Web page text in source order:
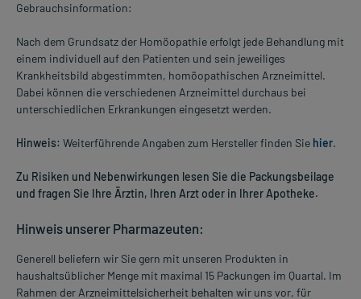
Gebrauchsinformation:
Nach dem Grundsatz der Homöopathie erfolgt jede Behandlung mit
einem individuell auf den Patienten und sein jeweiliges
Krankheitsbild abgestimmten, homöopathischen Arzneimittel.
Dabei können die verschiedenen Arzneimittel durchaus bei
unterschiedlichen Erkrankungen eingesetzt werden.
Hinweis: Weiterführende Angaben zum Hersteller finden Sie hier.
Zu Risiken und Nebenwirkungen lesen Sie die Packungsbeilage
und fragen Sie Ihre Ärztin, Ihren Arzt oder in Ihrer Apotheke.
Hinweis unserer Pharmazeuten:
Generell beliefern wir Sie gern mit unseren Produkten in
haushaltsüblicher Menge mit maximal 15 Packungen im Quartal. Im
Rahmen der Arzneimittelsicherheit behalten wir uns vor, für